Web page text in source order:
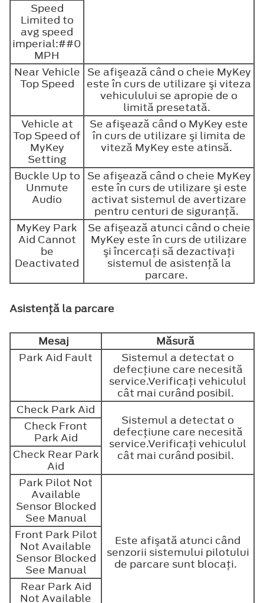
Speed
Limited to
avg speed
imperial:##0
MPH
Near Vehicle
Top Speed
Se afişează când o cheie MyKey
este în curs de utilizare şi viteza
vehiculului se apropie de o
limită presetată.
Vehicle at
Top Speed of
MyKey
Setting
Se afişează când o MyKey este
în curs de utilizare şi limita de
viteză MyKey este atinsă.
Buckle Up to
Unmute
Audio
Se afişează când o cheie MyKey
este în curs de utilizare şi este
activat sistemul de avertizare
pentru centuri de siguranţă.
MyKey Park
Aid Cannot
be
Deactivated
Se afişează atunci când o cheie
MyKey este în curs de utilizare
şi încercaţi să dezactivaţi
sistemul de asistenţă la
parcare.
Asistenţă la parcare
Mesaj
Măsură
Park Aid Fault
Sistemul a detectat o
defecţiune care necesită
service.Verificaţi vehiculul
cât mai curând posibil.
Check Park Aid
Sistemul a detectat o
defecţiune care necesită
service.Verificaţi vehiculul
cât mai curând posibil.
Check Front
Park Aid
Check Rear Park
Aid
Park Pilot Not
Available
Sensor Blocked
See Manual
Este afişată atunci când
senzorii sistemului pilotului
de parcare sunt blocaţi.
Front Park Pilot
Not Available
Sensor Blocked
See Manual
Rear Park Aid
Not Available